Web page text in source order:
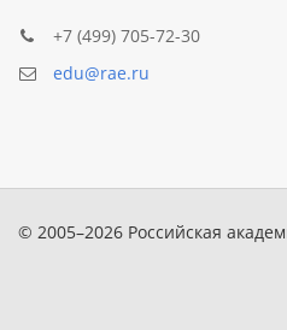
+7 (499) 705-72-30
edu@rae.ru
© 2005–2026 Российская